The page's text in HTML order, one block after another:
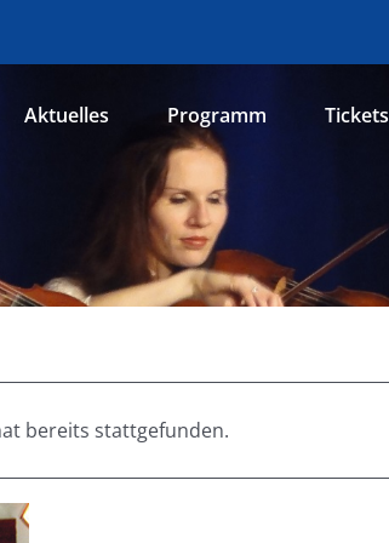
Aktuelles Programm Tickets
bereits stattgefunden.